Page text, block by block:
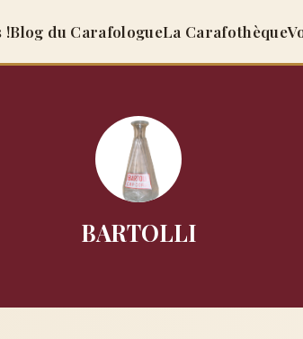
!Blog du CarafologueLa Carafothèque
BARTOLLI